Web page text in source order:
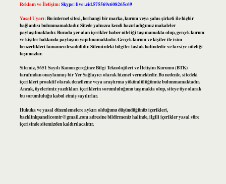
Reklam ve İletişim:Skype: live:.cid.575569c608265c69
Yasal Uyarı:Bu internet sitesi, herhangi bir marka, kurum veya şahıs şirketi ile hiçbir
bağlantısı bulunmamaktadır. Sitede yalnızca kendi hazırladığımız makaleler
paylaşılmaktadır. Burada yer alan içerikler haber niteliği taşımamakta olup, gerçek kurum
ve kişiler hakkında paylaşım yapılmamaktadır. Gerçek kurum ve kişiler ile isim
benzerlikleri tamamen tesadüfidir. Sitemizdeki bilgiler taslak halindedir ve tavsiye niteliği
taşımazlar.
Sitemiz, 5651 Sayılı Kanun gereğince Bilgi Teknolojileri ve İletişim Kurumu (BTK)
tarafından onaylanmış bir Yer Sağlayıcı olarak hizmet vermektedir. Bu nedenle, sitedeki
içerikleri proaktif olarak denetleme veya araştırma yükümlülüğümüz bulunmamaktadır.
Ancak, üyelerimiz yazdıkları içeriklerin sorumluluğunu taşımakta olup, siteye üye olarak
bu sorumluluğu kabul etmiş sayılırlar.
Hukuka ve yasal düzenlemelere aykırı olduğunu düşündüğünüz içerikleri,
backlinkpanelicomtr@gmail.comadresine bildirmeniz halinde, ilgili içerikler yasal süre
içerisinde sitemizden kaldırılacaktır.